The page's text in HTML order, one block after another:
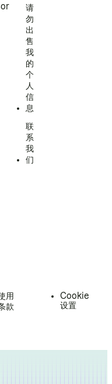
请
勿
出
售
我
的
个
人
信
息
联
系
我
们
用
款
Cookie
设置